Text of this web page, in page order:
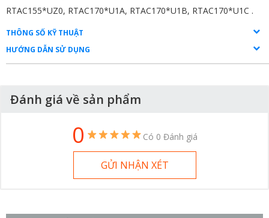
RTAC155*UZ0, RTAC170*U1A, RTAC170*U1B, RTAC170*U1C .
THÔNG SỐ KỸ THUẬT
HƯỚNG DẪN SỬ DỤNG
Đánh giá về sản phẩm
0 Có 0 Đánh giá
GỬI NHẬN XÉT